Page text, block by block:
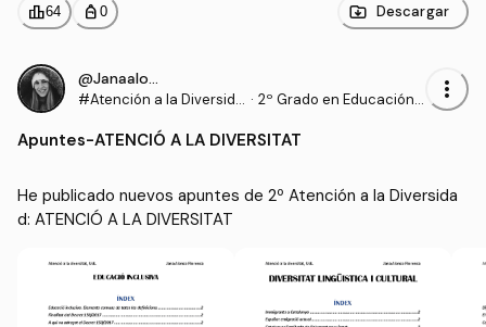
leaderboard64 personal_bag 0 Descargar
@Janaalonso
#Atención a la Diversida · 2º Grado en Educación P
more_vert
Apuntes-ATENCIÓ A LA DIVERSITAT
He publicado nuevos apuntes de 2º Atención a la Diversida
d: ATENCIÓ A LA DIVERSITAT